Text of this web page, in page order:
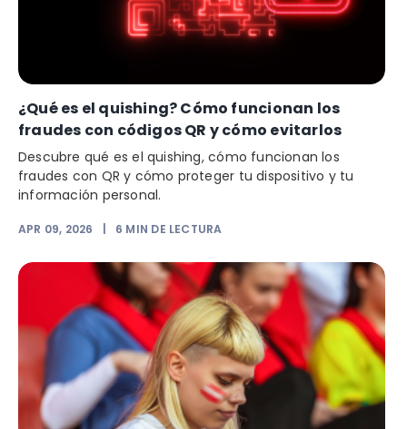
¿Qué es el quishing? Cómo funcionan los
fraudes con códigos QR y cómo evitarlos
Descubre qué es el quishing, cómo funcionan los
fraudes con QR y cómo proteger tu dispositivo y tu
información personal.
APR 09, 2026 6 MIN DE LECTURA